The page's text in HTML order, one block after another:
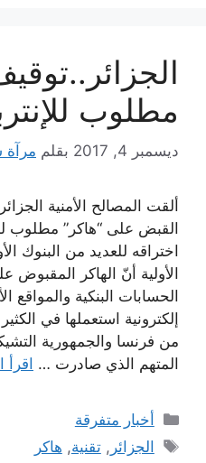
مطلوب
ديسمبر 4, 2017 بقلم مرآة
ألقت المصالح الأمنية
القبض على “هاكر” مطلوب
اختراقه للعديد من البنوك
الأولية أنّ الهاكر المقبوض
الحسابات البنكية والمواقع
إلكترونية استعملها في
من فرنسا والجمهورية
المتهم الذي صادرت … اقرأ
التصنيفات
أخبار متفرقة
الوسوم
الجزائر ,تقنية, هاكر